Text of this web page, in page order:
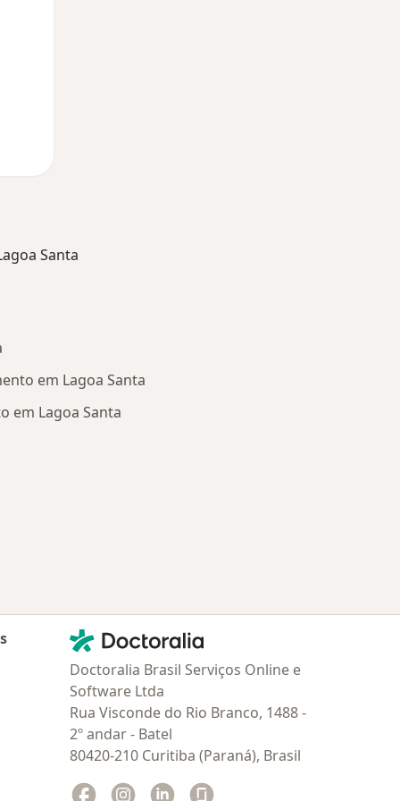
Santa
em Lagoa Santa
em Lagoa Santa
Contato
Doctoralia - Homepage
Doctoralia Brasil Serviços Online e
Software Ltda
Rua Visconde do Rio Branco, 1488 -
2º andar - Batel
80420-210 Curitiba (Paraná), Brasil
Facebook
abre num novo separador
Instagram
abre num novo separador
Linkedin
abre num novo separador